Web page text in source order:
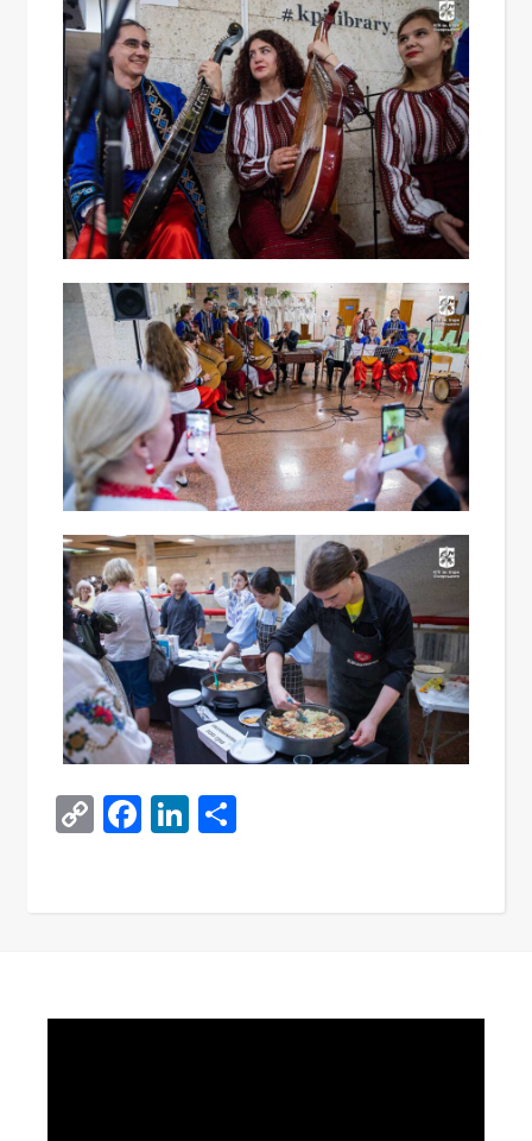
CopyFacebook
LinkedIn